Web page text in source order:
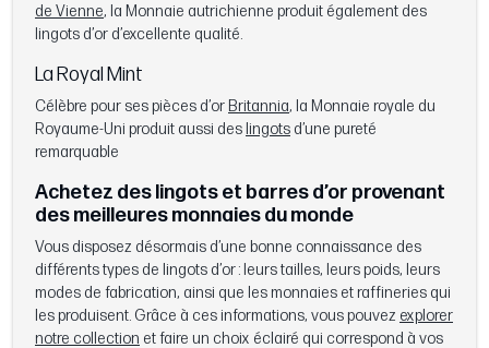
de Vienne, la Monnaie autrichienne produit également des
lingots d’or d’excellente qualité.
La Royal Mint
Célèbre pour ses pièces d’or Britannia, la Monnaie royale du
Royaume-Uni produit aussi des lingots d’une pureté
remarquable
Achetez des lingots et barres d’or provenant
des meilleures monnaies du monde
Vous disposez désormais d’une bonne connaissance des
différents types de lingots d’or : leurs tailles, leurs poids, leurs
modes de fabrication, ainsi que les monnaies et raffineries qui
les produisent. Grâce à ces informations, vous pouvez explorer
notre collection et faire un choix éclairé qui correspond à vos